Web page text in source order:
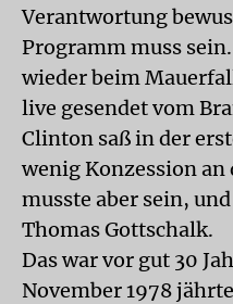
Verantwortung
Programm muss
wieder beim
live gesendet vom
Clinton saß in der
wenig Konzession
musste aber sein,
Thomas Gottschalk.
Das war vor gut 30
November 1978